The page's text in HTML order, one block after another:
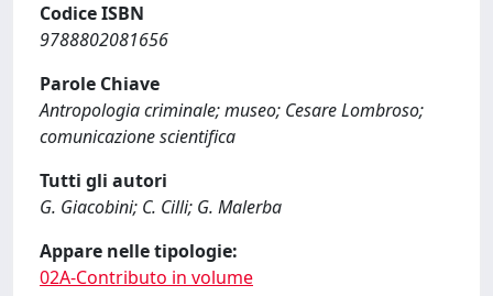
Codice ISBN
9788802081656
Parole Chiave
Antropologia criminale; museo; Cesare Lombroso;
comunicazione scientifica
Tutti gli autori
G. Giacobini; C. Cilli; G. Malerba
Appare nelle tipologie:
02A-Contributo in volume